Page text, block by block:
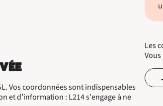
Vos coordonnées sont indispensables
et d’information : L214 s'engage à ne
Les